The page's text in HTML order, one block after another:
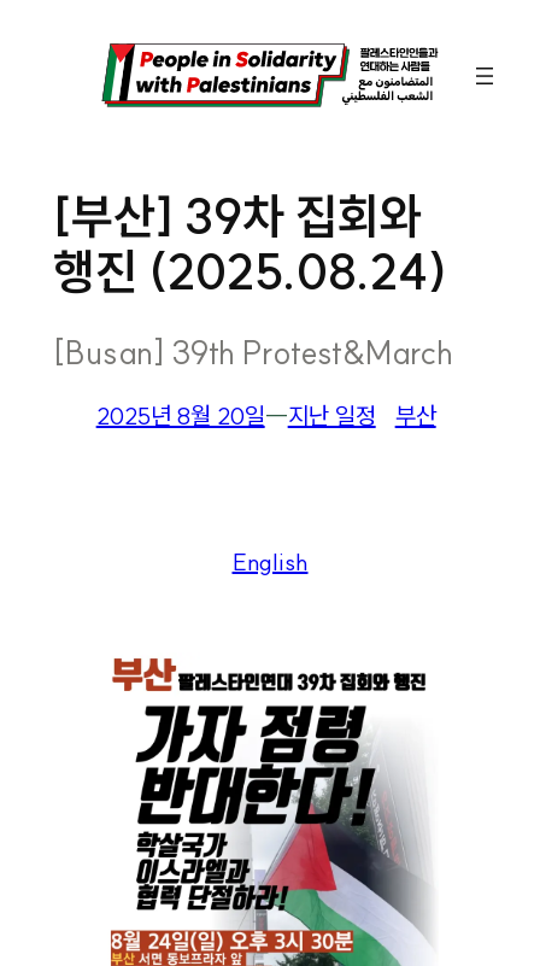
[부산] 39차 집회와
행진 (2025.08.24)
[Busan] 39th Protest&March
2025년 8월 20일―지난 일정 부산
English